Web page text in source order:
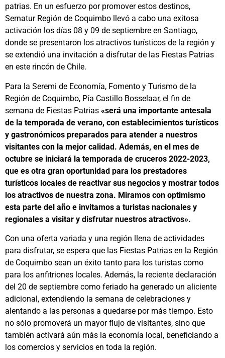
patrias. En un esfuerzo por promover estos destinos,
Sernatur Región de Coquimbo llevó a cabo una exitosa
activación los días 08 y 09 de septiembre en Santiago,
donde se presentaron los atractivos turísticos de la región y
se extendió una invitación a disfrutar de las Fiestas Patrias
en este rincón de Chile.
Para la Seremi de Economía, Fomento y Turismo de la
Región de Coquimbo, Pía Castillo Bosselaar, el fin de
semana de Fiestas Patrias «será una importante antesala
de la temporada de verano, con establecimientos turísticos
y gastronómicos preparados para atender a nuestros
visitantes con la mejor calidad. Además, en el mes de
octubre se iniciará la temporada de cruceros 2022-2023,
que es otra gran oportunidad para los prestadores
turísticos locales de reactivar sus negocios y mostrar todos
los atractivos de nuestra zona. Miramos con optimismo
esta parte del año e invitamos a turistas nacionales y
regionales a visitar y disfrutar nuestros atractivos».
Con una oferta variada y una región llena de actividades
para disfrutar, se espera que las Fiestas Patrias en la Región
de Coquimbo sean un éxito tanto para los turistas como
para los anfitriones locales. Además, la reciente declaración
del 20 de septiembre como feriado ha generado un aliciente
adicional, extendiendo la semana de celebraciones y
alentando a las personas a quedarse por más tiempo. Esto
no sólo promoverá un mayor flujo de visitantes, sino que
también activará aún más la economía local, beneficiando a
los comercios y servicios en toda la región.